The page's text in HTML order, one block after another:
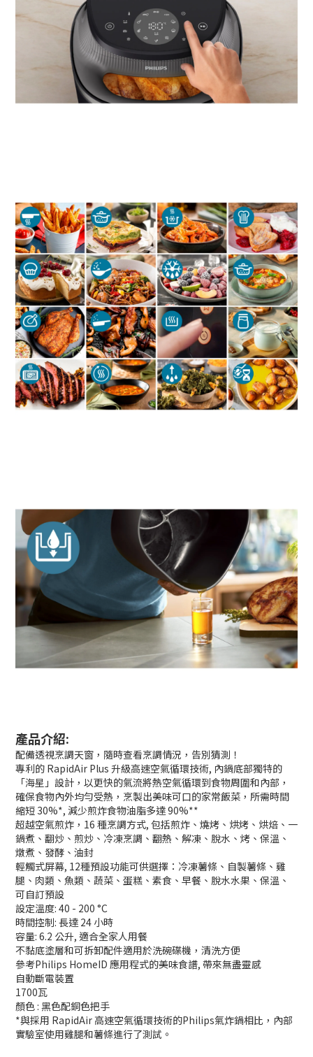
產品介紹:
配備透視烹調天窗，隨時查看烹調情況，告別猜測！
專利的 RapidAir Plus 升級高速空氣循環技術, 內鍋底部獨特的
「海星」設計，以更快的氣流將熱空氣循環到食物周圍和內部，
確保食物內外均勻受熱，烹製出美味可口的家常飯菜，所需時間
縮短 30%*, 減少煎炸食物油脂多達 90%**
超越空氣煎炸，16 種烹調方式, 包括煎炸、燒烤、烘烤、烘焙、一
鍋煮、翻炒、煎炒、冷凍烹調、翻熱、解凍、脫水、烤、保溫、
燉煮、發酵、油封
輕觸式屏幕, 12種預設功能可供選擇：冷凍薯條、自製薯條、雞
腿、肉類、魚類、蔬菜、蛋糕、素食、早餐、脫水水果、保溫、
可自訂預設
設定溫度: 40 - 200 °C
時間控制: 長達 24 小時
容量: 6.2 公升, 適合全家人用餐
不黏底塗層和可拆卸配件適用於洗碗碟機，清洗方便
參考Philips HomeID 應用程式的美味食譜, 帶來無盡靈感
自動斷電裝置
1700瓦
顏色 : 黑色配銅色把手
*與採用 RapidAir 高速空氣循環技術的Philips氣炸鍋相比，內部
實驗室使用雞腿和薯條進行了測試。